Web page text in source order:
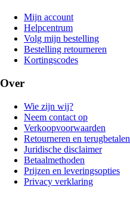
Mijn account
Helpcentrum
Volg mijn bestelling
Bestelling retourneren
Kortingscodes
Over
Wie zijn wij?
Neem contact op
Verkoopvoorwaarden
Retourneren en terugbetalen
Juridische disclaimer
Betaalmethoden
Prijzen en leveringsopties
Privacy verklaring